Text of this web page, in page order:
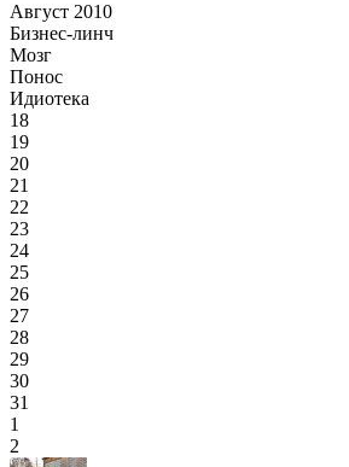
Август 2010
Бизнес-линч
Мозг
Понос
Идиотека
18
19
20
21
22
23
24
25
26
27
28
29
30
31
1
2